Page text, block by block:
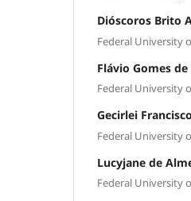
Dióscoros Brito
Federal University
Flávio Gomes
Federal University
Gecirlei
Federal University
Lucyjane de
Federal University